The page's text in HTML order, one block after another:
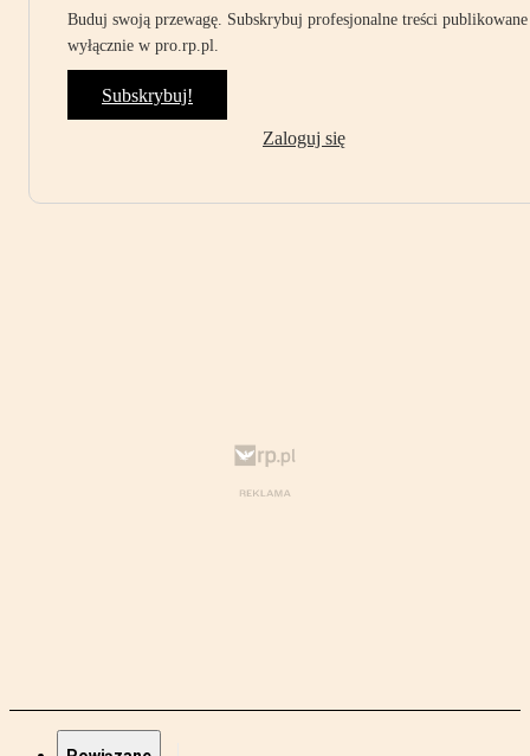
Buduj swoją przewagę. Subskrybuj profesjonalne treści publikowane
wyłącznie w pro.rp.pl.
Subskrybuj!
Zaloguj się